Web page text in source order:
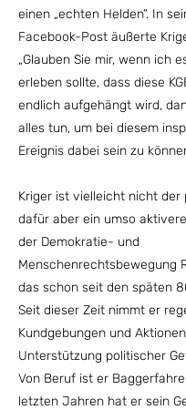
einen „echten Helden“. In
Facebook-Post äußerte
„Glauben Sie mir, wenn ich
erleben sollte, dass diese
endlich aufgehängt wird,
alles tun, um bei diesem
Ereignis dabei sein zu
Kriger ist vielleicht nicht der
dafür aber ein umso
der Demokratie- und
Menschenrechtsbewegung
das schon seit den späten
Seit dieser Zeit nimmt er
Kundgebungen und
Unterstützung politischer
Von Beruf ist er
letzten Jahren hat er sein